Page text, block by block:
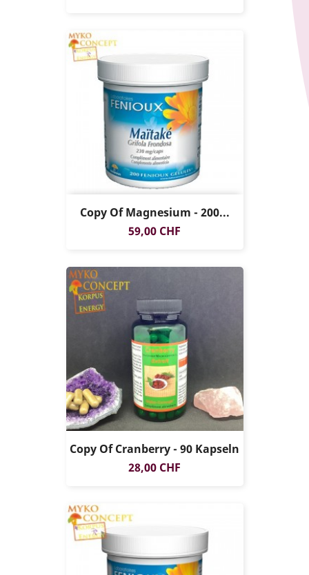
Copy Of Magnesium - 200...
Preis
59,00 CHF
Copy Of Cranberry - 90 Kapseln
Preis
28,00 CHF